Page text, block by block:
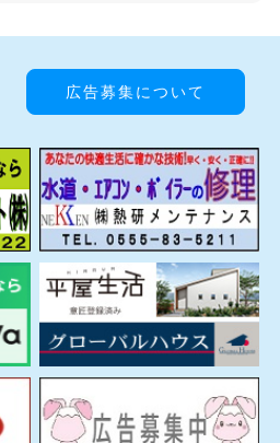
広告募集について